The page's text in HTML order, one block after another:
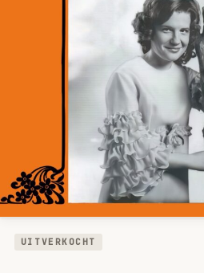
UITVERKOCHT